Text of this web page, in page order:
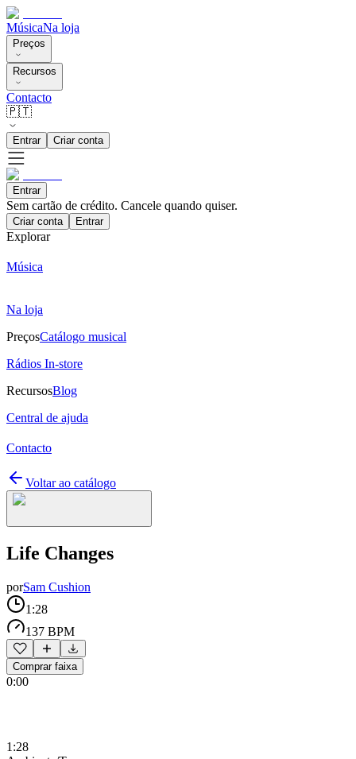
MúsicaNa loja
Preços
Recursos
Contacto
🇵🇹
Entrar Criar conta
Entrar
Sem cartão de crédito. Cancele quando quiser.
Criar conta Entrar
Explorar
Música
Na loja
PreçosCatálogo musical
Rádios In-store
RecursosBlog
Central de ajuda
Contacto
Voltar ao catálogo
Life Changes
porSam Cushion
1:28
137 BPM
Comprar faixa
0:00
1:28